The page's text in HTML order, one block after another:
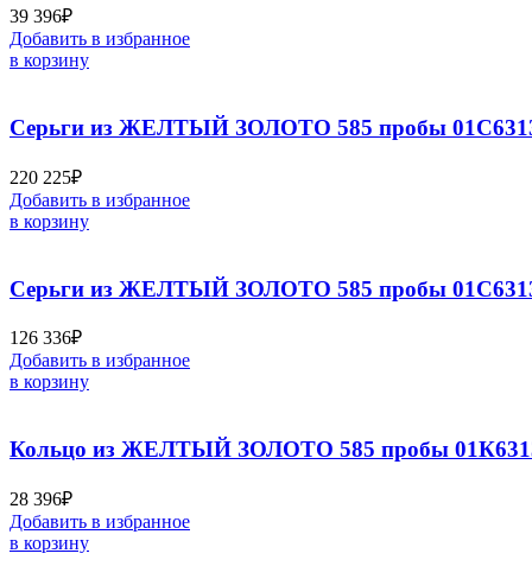
39 396₽
Добавить в избранное
в корзину
Серьги из ЖЕЛТЫЙ ЗОЛОТО 585 пробы
220 225₽
Добавить в избранное
в корзину
Серьги из ЖЕЛТЫЙ ЗОЛОТО 585 пробы
126 336₽
Добавить в избранное
в корзину
Кольцо из ЖЕЛТЫЙ ЗОЛОТО 585 пробы
28 396₽
Добавить в избранное
в корзину